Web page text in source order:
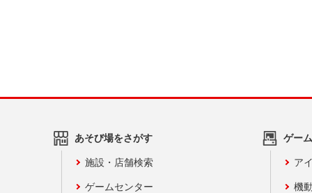
あそび場をさがす
施設・店舗検索
ゲームセンター
ゲー
ア
機